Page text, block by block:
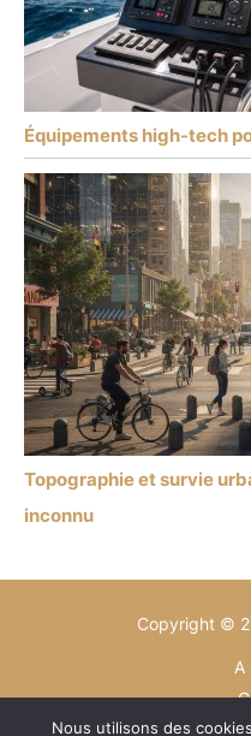
Équipements high-tech
Topographie et survie
inconnu
Copyright ©
A
Nous utilisons des